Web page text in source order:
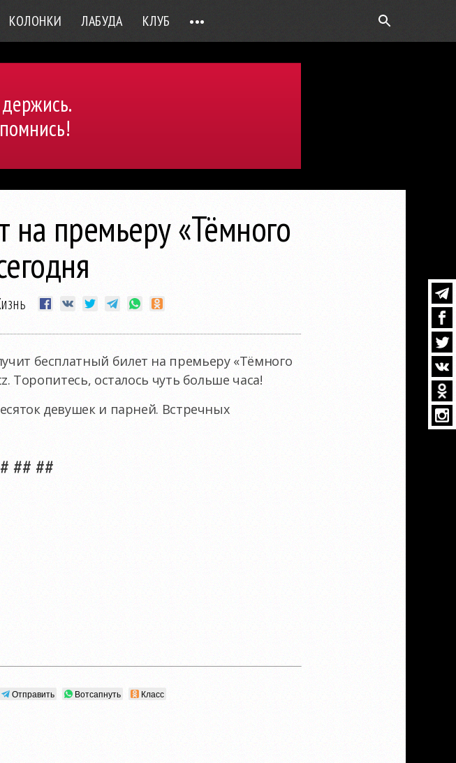
КОЛОНКИ ЛАБУДА КЛУБ •••
DEUTSCH
на премьеру «Тёмного
бесплатный билет на премьеру «Тёмного
Торопитесь, осталось чуть больше часа!
девушек и парней. Встречных
## ##
Отправить Вотсапнуть Класс